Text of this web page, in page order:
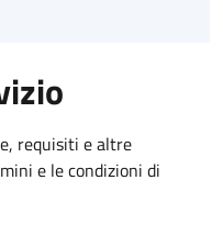
requisiti e altre
e le condizioni di